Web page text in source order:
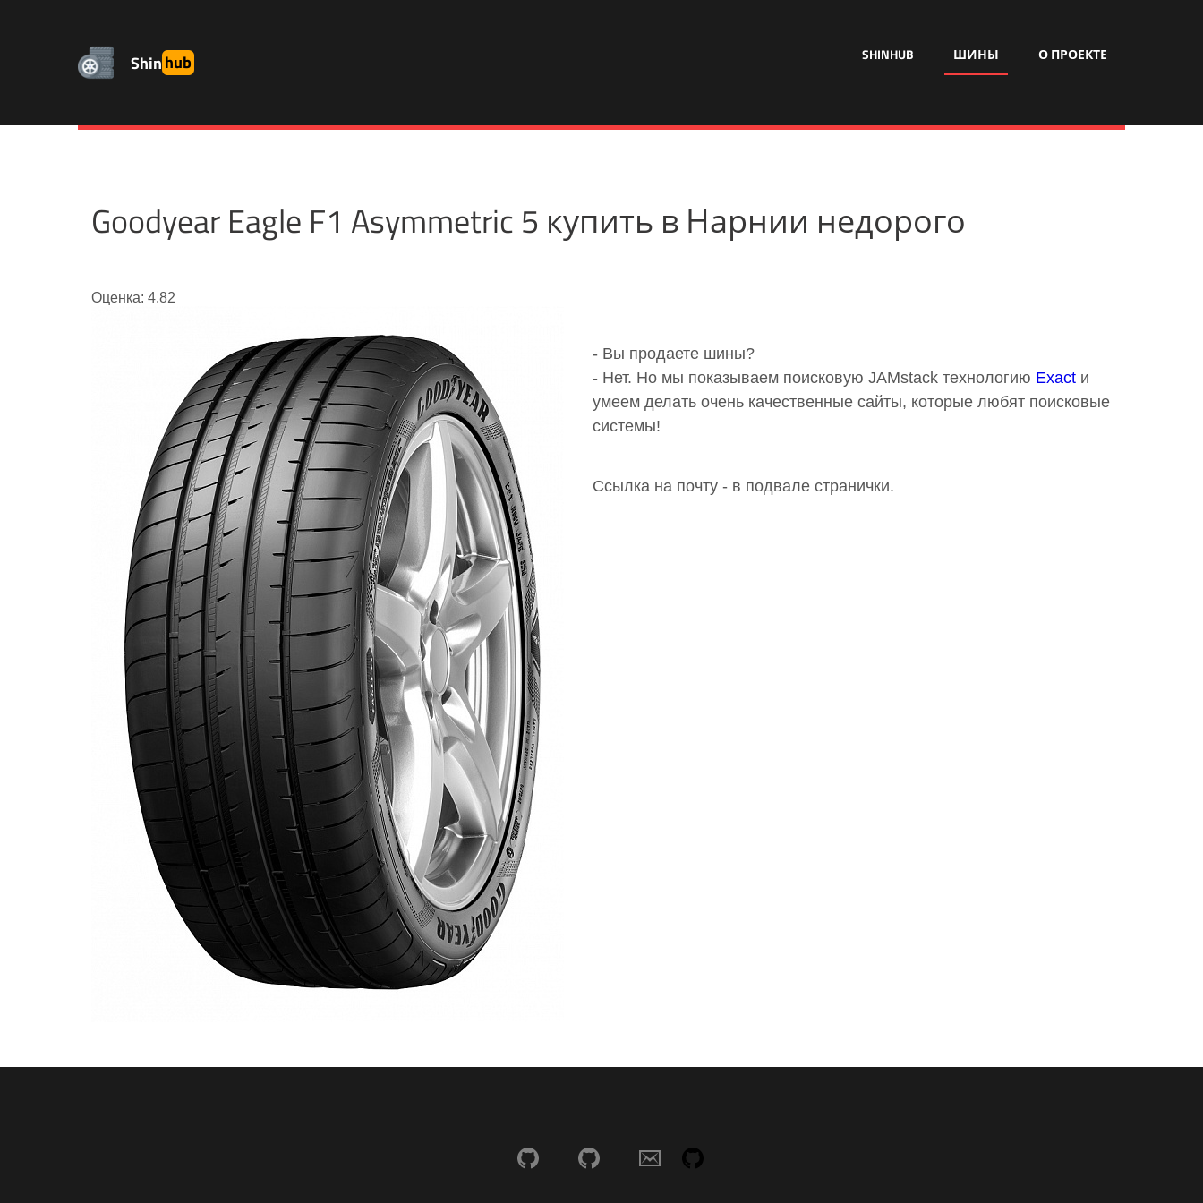
Shinhub SHINHUB ШИНЫ О ПРОЕКТЕ
Goodyear Eagle F1 Asymmetric 5 купить в Нарнии недорого
Оценка: 4.82
- Вы продаете шины?
- Нет. Но мы показываем поисковую JAMstack технологию Exact и
умеем делать очень качественные сайты, которые любят поисковые
системы!
Ссылка на почту - в подвале странички.